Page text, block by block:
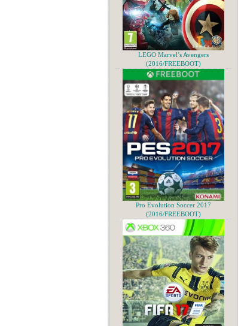
LEGO Marvel’s Avengers
(2016/FREEBOOT)
Pro Evolution Soccer 2017
(2016/FREEBOOT)